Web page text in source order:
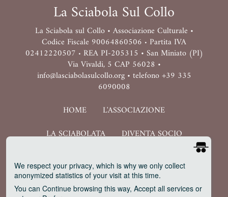
La Sciabola Sul Collo
La Sciabola sul Collo • Associazione Culturale •
Codice Fiscale 90064860506 • Partita IVA
02412220507 • REA PI-205315 • San Miniato (PI)
Via Vivaldi, 5 CAP 56028 •
info@lasciabolasulcollo.org • telefono +39 335
6090008
HOME
L'ASSOCIAZIONE
LA SCIABOLATA
DIVENTA SOCIO
PRIVACY
EVENTI SU MISURA
We respect your privacy, which is why we only collect
anonymized statistics of your visit at this time.
You can Continue browsing this way, Accept all services or